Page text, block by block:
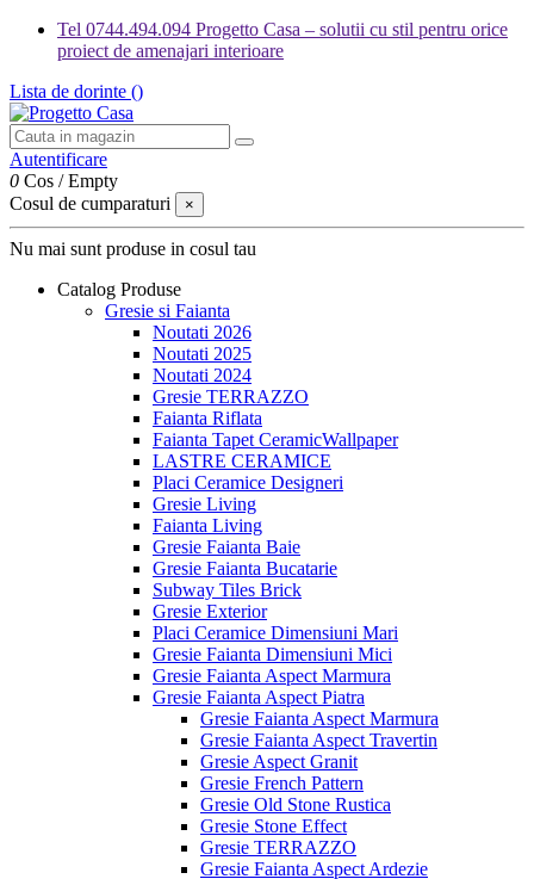
Tel 0744.494.094 Progetto Casa – solutii cu stil pentru orice
proiect de amenajari interioare
Lista de dorinte ()
Autentificare
0 Cos /Empty
Cosul de cumparaturi
×
Nu mai sunt produse in cosul tau
Catalog Produse
Gresie si Faianta
Noutati 2026
Noutati 2025
Noutati 2024
Gresie TERRAZZO
Faianta Riflata
Faianta Tapet CeramicWallpaper
LASTRE CERAMICE
Placi Ceramice Designeri
Gresie Living
Faianta Living
Gresie Faianta Baie
Gresie Faianta Bucatarie
Subway Tiles Brick
Gresie Exterior
Placi Ceramice Dimensiuni Mari
Gresie Faianta Dimensiuni Mici
Gresie Faianta Aspect Marmura
Gresie Faianta Aspect Piatra
Gresie Faianta Aspect Marmura
Gresie Faianta Aspect Travertin
Gresie Aspect Granit
Gresie French Pattern
Gresie Old Stone Rustica
Gresie Stone Effect
Gresie TERRAZZO
Gresie Faianta Aspect Ardezie